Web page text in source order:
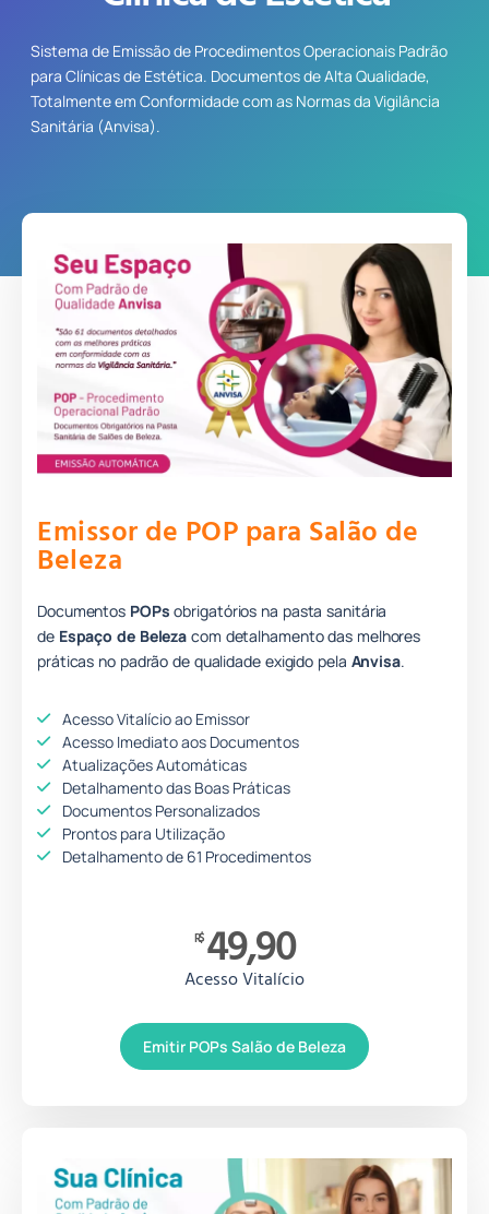
Sistema de Emissão de Procedimentos Operacionais Padrão
para Clínicas de Estética. Documentos de Alta Qualidade,
Totalmente em Conformidade com as Normas da Vigilância
Sanitária (Anvisa).
Emissor de POP para Salão de
Beleza
Documentos POPs obrigatórios na pasta sanitária
de Espaço de Belezacom detalhamento das melhores
práticas no padrão de qualidade exigido pela Anvisa.
Acesso Vitalício ao Emissor
Acesso Imediato aos Documentos
Atualizações Automáticas
Detalhamento das Boas Práticas
Documentos Personalizados
Prontos para Utilização
Detalhamento de 61 Procedimentos
R$ 49,90
Acesso Vitalício
Emitir POPs Salão de Beleza